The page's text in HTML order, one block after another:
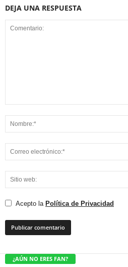
DEJA UNA RESPUESTA
Acepto la Política de Privacidad
¿AÚN NO ERES FAN?